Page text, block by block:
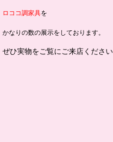
ロココ調家具を
かなりの数の展示をしております。
ぜひ実物をご覧にご来店ください